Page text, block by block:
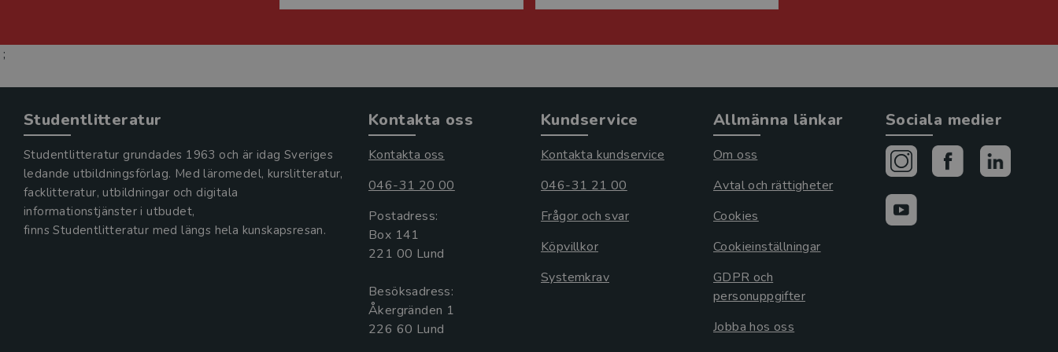
;
Studentlitteratur
Studentlitteratur grundades 1963 och är idag Sveriges
ledande utbildningsförlag. Med läromedel, kurslitteratur,
facklitteratur, utbildningar och digitala
informationstjänster i utbudet,
finns Studentlitteratur med längs hela kunskapsresan.
Kontakta oss
Kontakta oss
046-31 20 00
Postadress:
Box 141
221 00 Lund
Besöksadress:
Åkergränden 1
Kundservice
Kontakta kundservice
046-31 21 00
Frågor och svar
Köpvillkor
Systemkrav
Allmänna länkar
Om oss
Avtal och rättigheter
Cookies
Cookieinställningar
GDPR och
personuppgifter
Jobba hos oss
Sociala medier